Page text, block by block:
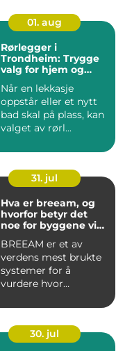
01. aug
Rørlegger i
Trondheim: Trygge
valg for hjem og
Når en lekkasje
oppstår eller et nytt
bad skal på plass, kan
valget av rørl...
31. jul
Hva er breeam, og
hvorfor betyr det
noe for byggene vi
BREEAM er et av
verdens mest brukte
systemer for å
vurdere hvor
er. Ordningen se...
30. jul